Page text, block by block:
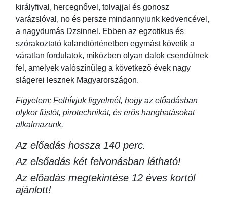
királyfival, hercegnővel, tolvajjal és gonosz
varázslóval, no és persze mindannyiunk kedvencével,
a nagydumás Dzsinnel. Ebben az egzotikus és
szórakoztató kalandtörténetben egymást követik a
váratlan fordulatok, miközben olyan dalok csendülnek
fel, amelyek valószínűleg a következő évek nagy
slágerei lesznek Magyarországon.
Figyelem: Felhívjuk figyelmét, hogy az előadásban
olykor füstöt, pirotechnikát, és erős hanghatásokat
alkalmazunk.
Az előadás hossza 140 perc.
Az elsőadás két felvonásban látható!
Az előadás megtekintése 12 éves kortól
ajánlott!